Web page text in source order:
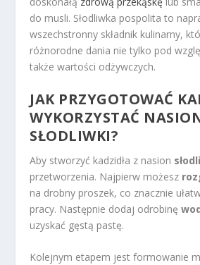
do musli. Słodliwka pospolita to
wszechstronny składnik kulinarny,
różnorodne dania nie tylko pod
także wartości odżywczych.
JAK PRZYGOTOWAĆ
WYKORZYSTAĆ
SŁODLIWKI?
Aby stworzyć kadzidła z nasion
przetworzenia. Najpierw możesz
na drobny proszek, co znacznie
pracy. Następnie dodaj odrobinę
uzyskać gęstą pastę.
Kolejnym etapem jest formowanie